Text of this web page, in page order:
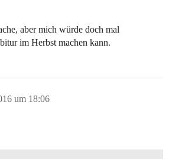
aber mich würde doch mal
im Herbst machen kann.
um 18:06